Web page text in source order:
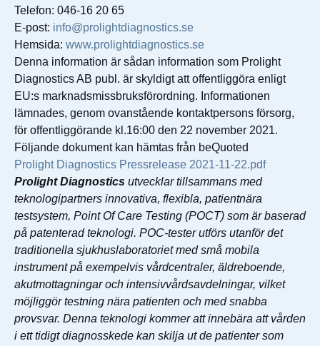
Telefon: 046-16 20 65
E-post: info@prolightdiagnostics.se
Hemsida: www.prolightdiagnostics.se
Denna information är sådan information som Prolight
Diagnostics AB publ. är skyldigt att offentliggöra enligt
EU:s marknadsmissbruksförordning. Informationen
lämnades, genom ovanstående kontaktpersons försorg,
för offentliggörande kl.16:00 den 22 november 2021.
Följande dokument kan hämtas från beQuoted
Prolight Diagnostics Pressrelease 2021-11-22.pdf
Prolight Diagnostics utvecklar tillsammans med
teknologipartners innovativa, flexibla, patientnära
testsystem, Point Of Care Testing (POCT) som är baserad
på patenterad teknologi. POC-tester utförs utanför det
traditionella sjukhuslaboratoriet med små mobila
instrument på exempelvis vårdcentraler, äldreboende,
akutmottagningar och intensivvårdsavdelningar, vilket
möjliggör testning nära patienten och med snabba
provsvar. Denna teknologi kommer att innebära att vården
i ett tidigt diagnosskede kan skilja ut de patienter som